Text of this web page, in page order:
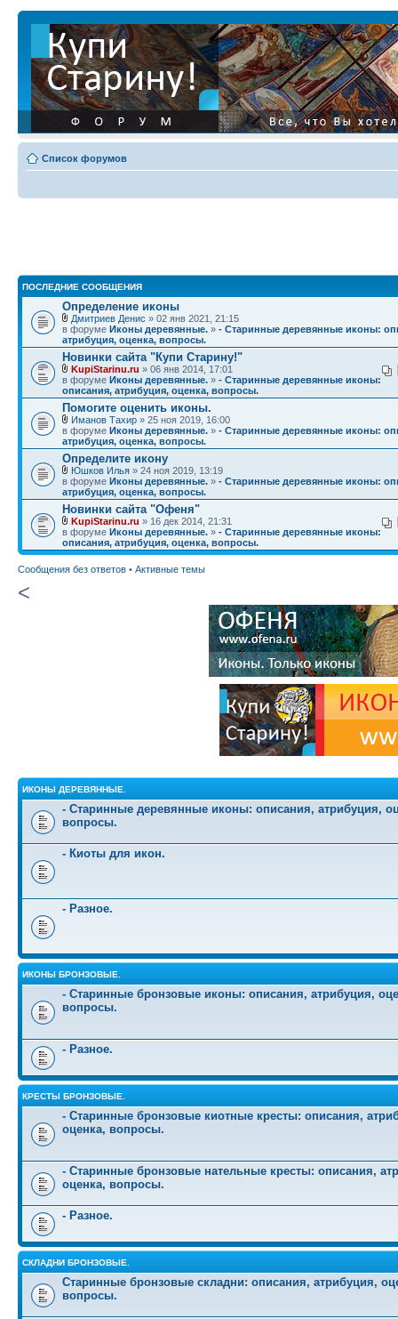
Список форумов
ПОСЛЕДНИЕ СООБЩЕНИЯ
Определение иконы
Дмитриев Денис » 02 янв 2021, 21:15
в форуме Иконы деревянные. » - Старинные деревянные иконы:
атрибуция, оценка, вопросы.
Новинки сайта "Купи Старину!"
KupiStarinu.ru » 06 янв 2014, 17:01
в форуме Иконы деревянные. » - Старинные деревянные иконы:
описания, атрибуция, оценка, вопросы.
Помогите оценить иконы.
Иманов Тахир » 25 ноя 2019, 16:00
в форуме Иконы деревянные. » - Старинные деревянные иконы:
атрибуция, оценка, вопросы.
Определите икону
Юшков Илья » 24 ноя 2019, 13:19
в форуме Иконы деревянные. » - Старинные деревянные иконы:
атрибуция, оценка, вопросы.
Новинки сайта "Офеня"
KupiStarinu.ru » 16 дек 2014, 21:31
в форуме Иконы деревянные. » - Старинные деревянные иконы:
описания, атрибуция, оценка, вопросы.
Сообщения без ответов • Активные темы
<
ИКОНЫ ДЕРЕВЯННЫЕ.
- Старинные деревянные иконы: описания, атрибуция,
вопросы.
- Киоты для икон.
- Разное.
ИКОНЫ БРОНЗОВЫЕ.
- Старинные бронзовые иконы: описания, атрибуция,
вопросы.
- Разное.
КРЕСТЫ БРОНЗОВЫЕ.
- Старинные бронзовые киотные кресты: описания,
оценка, вопросы.
- Старинные бронзовые нательные кресты: описания,
оценка, вопросы.
- Разное.
СКЛАДНИ БРОНЗОВЫЕ.
Старинные бронзовые складни: описания, атрибуция,
вопросы.